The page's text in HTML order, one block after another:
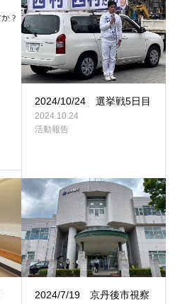
2024/10/24 選挙戦5日目
2024.10.24
活動報告
2024/7/19 京丹後市視察